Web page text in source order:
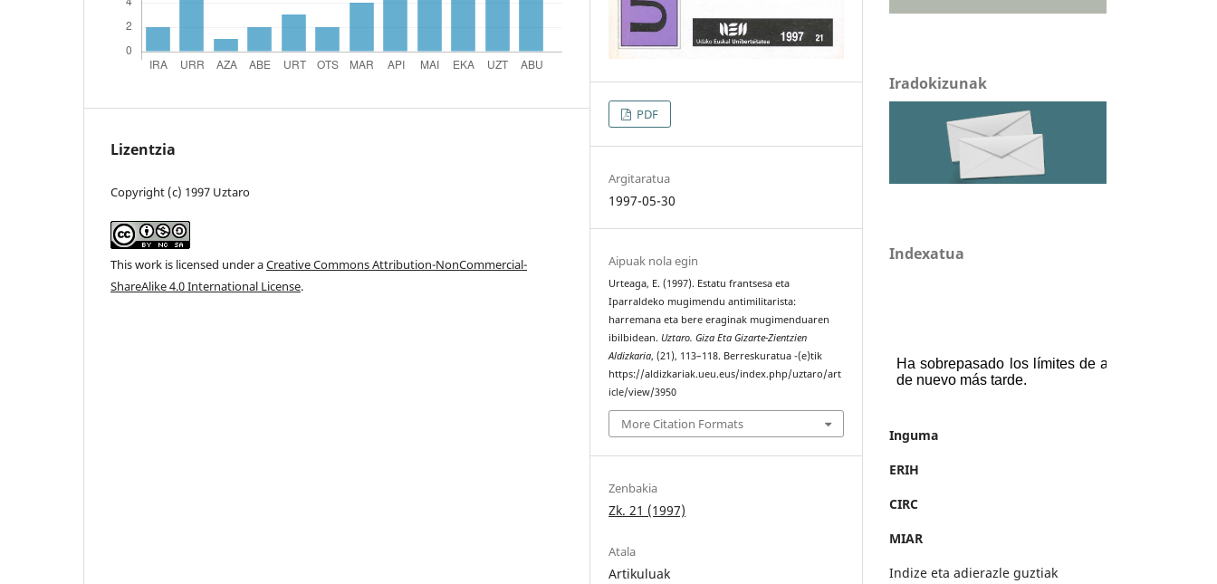
Lizentzia
Copyright (c) 1997 Uztaro
This work is licensed under aCreative Commons Attribution-NonCommercial-
ShareAlike 4.0 International License.
PDF
Argitaratua
1997-05-30
Aipuak nola egin
Urteaga, E. (1997). Estatu frantsesa eta
Iparraldeko mugimendu antimilitarista:
harremana eta bere eraginak mugimenduaren
ibilbidean. Uztaro. Giza Eta Gizarte-Zientzien
Aldizkaria, (21), 113–118. Berreskuratua -(e)tik
https://aldizkariak.ueu.eus/index.php/uztaro/art
icle/view/3950
More Citation Formats
Zenbakia
Zk. 21 (1997)
Atala
Artikuluak
Iradokizunak
Indexatua
Inguma
ERIH
CIRC
MIAR
Indize eta adierazle guztiak